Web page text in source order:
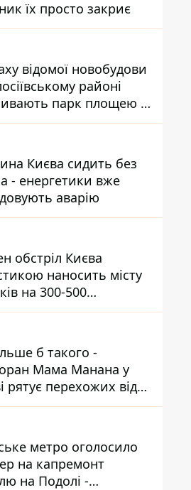
їх просто закриє
відомої новобудови
районі
парк площею в
Києва сидить без
- енергетики вже
аварію
обстріл Києва
наносить місту
на 300-500
- Петро
б такого -
Мама Манана у
рятує перехожих від
метро оголосило
на капремонт
на Подолі -